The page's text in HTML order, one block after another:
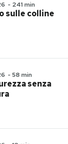
- 241 min
sulle colline
- 58 min
senza